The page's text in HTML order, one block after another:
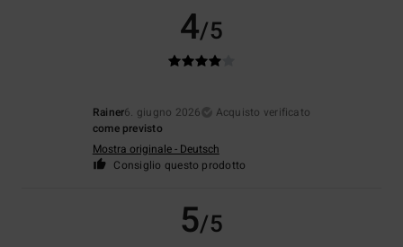
4/5
Rainer6. giugno 2026
Acquisto verificato
come previsto
Mostra originale - Deutsch
Consiglio questo prodotto
5/5